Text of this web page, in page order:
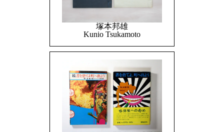
塚本邦雄
Kunio Tsukamoto